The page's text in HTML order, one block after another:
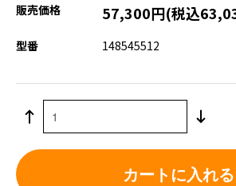
販売価格 57,300円(税込
型番 148545512
カートに入れる